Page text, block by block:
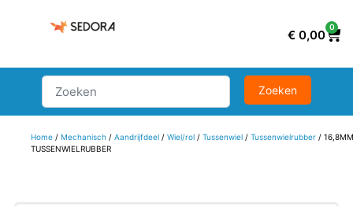
€ 0,00
0
Home/ Mechanisch/ Aandrijfdeel/ Wiel/rol/ Tussenwiel/ Tussenwielrubber/
TUSSENWIELRUBBER